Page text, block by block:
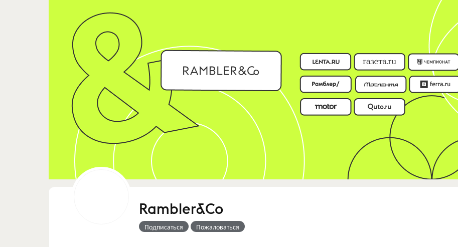
Rambler&Co
Подписаться Пожаловаться